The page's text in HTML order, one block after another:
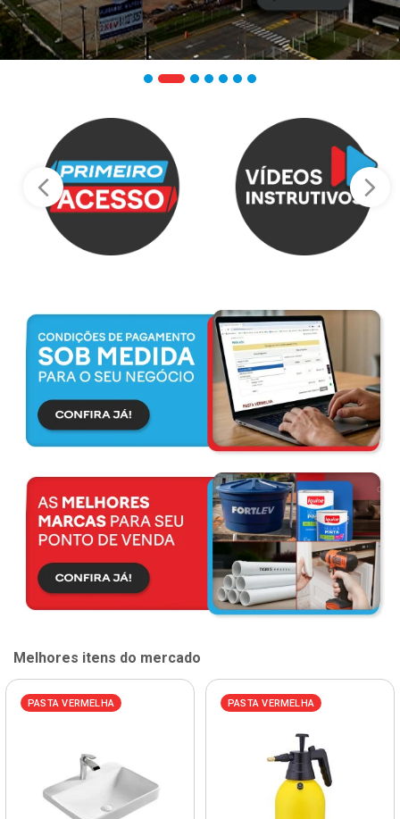
Melhores itens do mercado
PASTA VERMELHA PASTA VERMELHA